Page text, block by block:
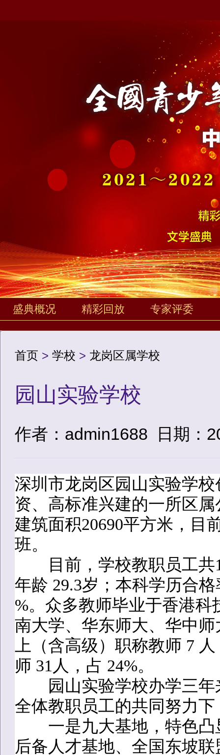
盛典概况 精彩回放 专家评委
首页 > 学校 > 龙岗区属学校
园山实验学校
作者：admin1688 日期：
深圳市龙岗区园山实验学
资、高标准兴建的一所区
建筑面积20690平方米，目
班。
目前，学校教职员工共
年龄 29.3岁；本科学历合
%。众多教师毕业于香港
南大学、华东师大、华中
上（含高级）职称教师 7
师 31人，占 24%。
园山实验学校办学三年
全体教职员工的共同努力
一是九大基地，特色凸
后备人才基地、全国东坡